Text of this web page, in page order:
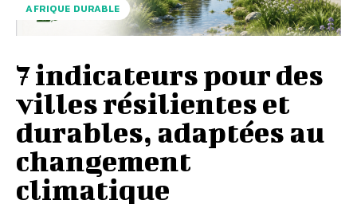
AFRIQUE DURABLE
7 indicateurs pour des
villes résilientes et
durables, adaptées au
changement
climatique